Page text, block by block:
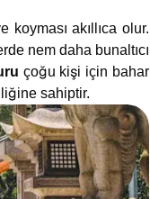
akıllıca olur.
nem daha bunaltıcı
çoğu kişi için bahar
sahiptir.